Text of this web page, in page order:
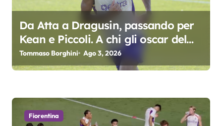
e
a
i
Da Atta a Dragusin, passando per
Kean e Piccoli. A chi gli oscar del
precampionato?
Tommaso Borghini Ago 3, 2026
Fiorentina